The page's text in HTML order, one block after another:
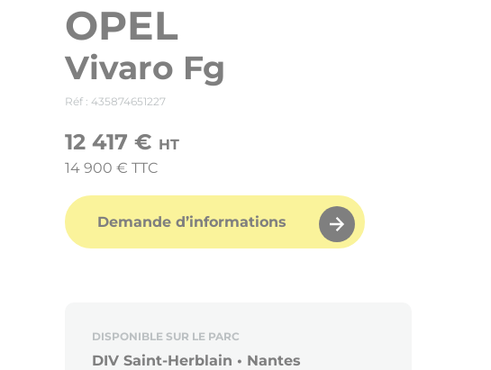
OPEL
Vivaro Fg
Réf : 435874651227
12 417 € HT
14 900 € TTC
Demande d’informations
DISPONIBLE SUR LE PARC
DIV Saint-Herblain • Nantes